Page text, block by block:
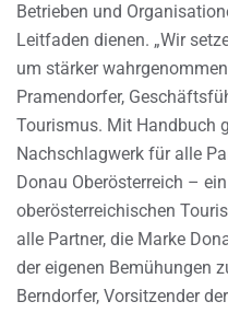
Betrieben und
Leitfaden dienen. „Wir
um stärker
Pramendorfer,
Tourismus. Mit Handbuch
Nachschlagwerk für alle
Donau Oberösterreich –
oberösterreichischen
alle Partner, die Marke
der eigenen Bemühungen
Berndorfer, Vorsitzender